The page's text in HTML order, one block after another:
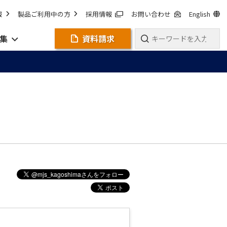
製品ご利用中の方 採用情報 お問い合わせ English
資料請求